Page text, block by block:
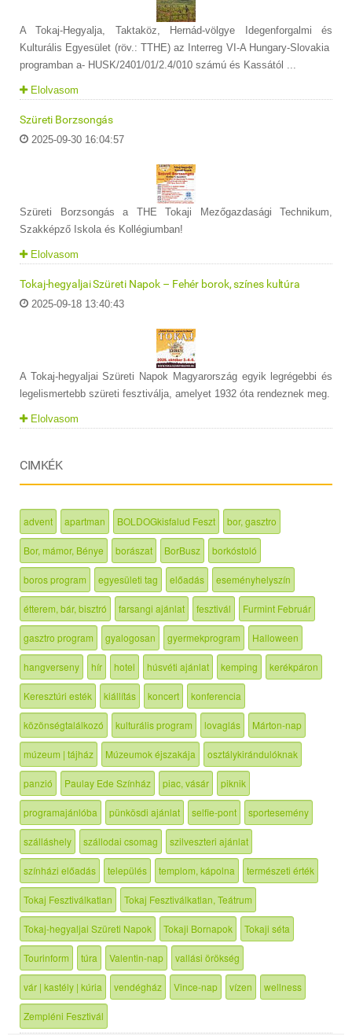
A Tokaj-Hegyalja, Taktaköz, Hernád-völgye Idegenforgalmi és
Kulturális Egyesület (röv.: TTHE) az Interreg VI-A Hungary-Slovakia
programban a- HUSK/2401/01/2.4/010 számú és Kassától ...
Elolvasom
Szüreti Borzsongás
2025-09-30 16:04:57
Szüreti Borzsongás a THE Tokaji Mezőgazdasági Technikum,
Szakképző Iskola és Kollégiumban!
Elolvasom
Tokaj-hegyaljai Szüreti Napok – Fehér borok, színes kultúra
2025-09-18 13:40:43
A Tokaj-hegyaljai Szüreti Napok Magyarország egyik legrégebbi és
legelismertebb szüreti fesztiválja, amelyet 1932 óta rendeznek meg.
Elolvasom
CIMKÉK
advent apartman BOLDOGkisfalud Feszt bor, gasztro
Bor, mámor, Bénye borászat BorBusz borkóstoló
boros program egyesületi tag előadás eseményhelyszín
étterem, bár, bisztró farsangi ajánlat fesztivál Furmint Február
gasztro program gyalogosan gyermekprogram Halloween
hangverseny hír hotel húsvéti ajánlat kemping kerékpáron
Keresztúri esték kiállítás koncert konferencia
közönségtalálkozó kulturális program lovaglás Márton-nap
múzeum | tájház Múzeumok éjszakája osztálykirándulóknak
panzió Paulay Ede Színház piac, vásár piknik
programajánlóba pünkösdi ajánlat selfie-pont sportesemény
szálláshely szállodai csomag szilveszteri ajánlat
színházi előadás település templom, kápolna természeti érték
Tokaj Fesztiválkatlan Tokaj Fesztiválkatlan, Teátrum
Tokaj-hegyaljai Szüreti Napok Tokaji Bornapok Tokaji séta
Tourinform túra Valentin-nap vallási örökség
vár | kastély | kúria vendégház Vince-nap vízen wellness
Zempléni Fesztivál